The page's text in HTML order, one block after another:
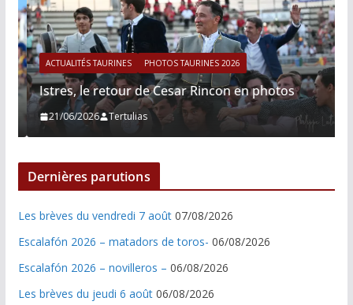
ACTUALITÉS TAURINES PHOTOS TAURINES 2026
Istres, le retour de Cesar Rincon en photos
21/06/2026 Tertulias
Dernières parutions
Les brèves du vendredi 7 août 07/08/2026
Escalafón 2026 – matadors de toros- 06/08/2026
Escalafón 2026 – novilleros – 06/08/2026
Les brèves du jeudi 6 août 06/08/2026